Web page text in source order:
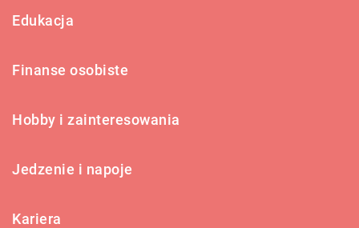
Edukacja
Finanse osobiste
Hobby i zainteresowania
Jedzenie i napoje
Kariera